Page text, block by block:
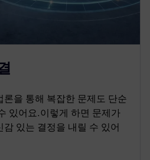
을 통해 복잡한 문제도 단순
있어요.이렇게 하면 문제가
있는 결정을 내릴 수 있어